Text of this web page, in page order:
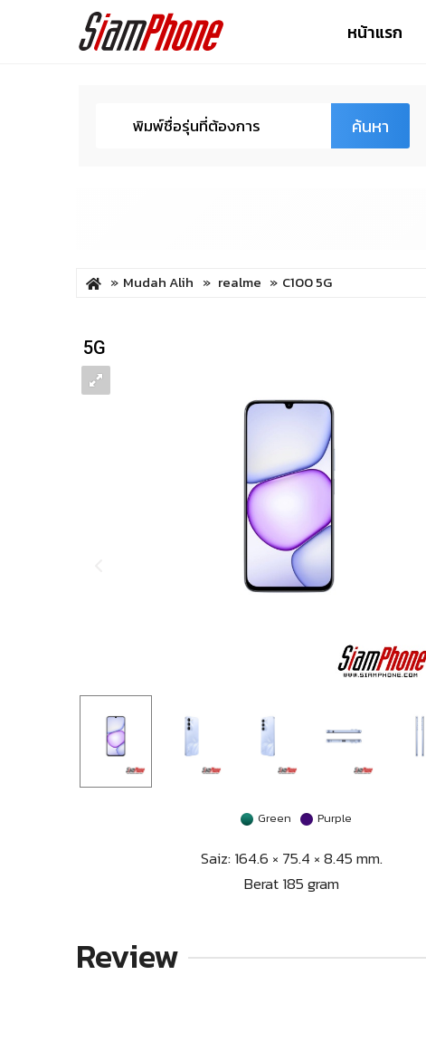
หน้าแรก
ค้นหา
Mudah Alih realme C100 5G
5G
Green Purple
Saiz: 164.6 × 75.4 × 8.45 mm.
Berat 185 gram
Review